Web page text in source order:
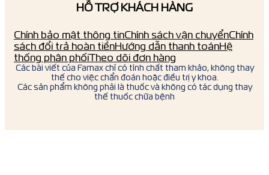
HỖ TRỢ KHÁCH HÀNG
Chính bảo mật thông tinChính sách vận chuyểnChính
sách đổi trả hoàn tiềnHướng dẫn thanh toánHệ
thống phân phốiTheo dõi đơn hàng
Các bài viết của Famax chỉ có tính chất tham khảo, không thay
thế cho việc chẩn đoán hoặc điều trị y khoa.
Các sản phẩm không phải là thuốc và không có tác dụng thay
thế thuốc chữa bệnh